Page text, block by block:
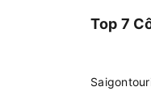
Top 7